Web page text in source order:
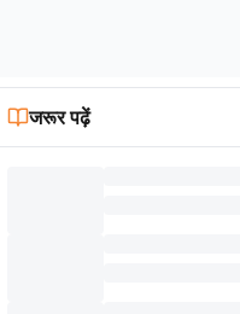
जरूर पढ़ें